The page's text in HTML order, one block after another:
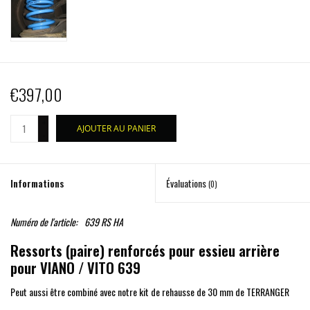
€397,00
AJOUTER AU PANIER
Informations Évaluations(0)
Numéro de l'article: 639 RS HA
Ressorts (paire) renforcés pour essieu arrière
pour VIANO / VITO 639
Peut aussi être combiné avec notre kit de rehausse de 30 mm de TERRANGER